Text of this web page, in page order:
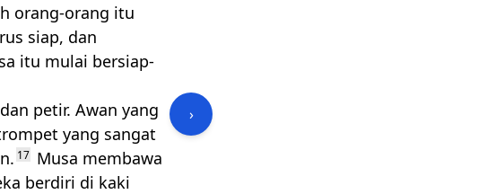
orang-orang itu
siap, dan
itu mulai bersiap-
petir. Awan yang
yang sangat
17 Musa membawa
berdiri di kaki
›